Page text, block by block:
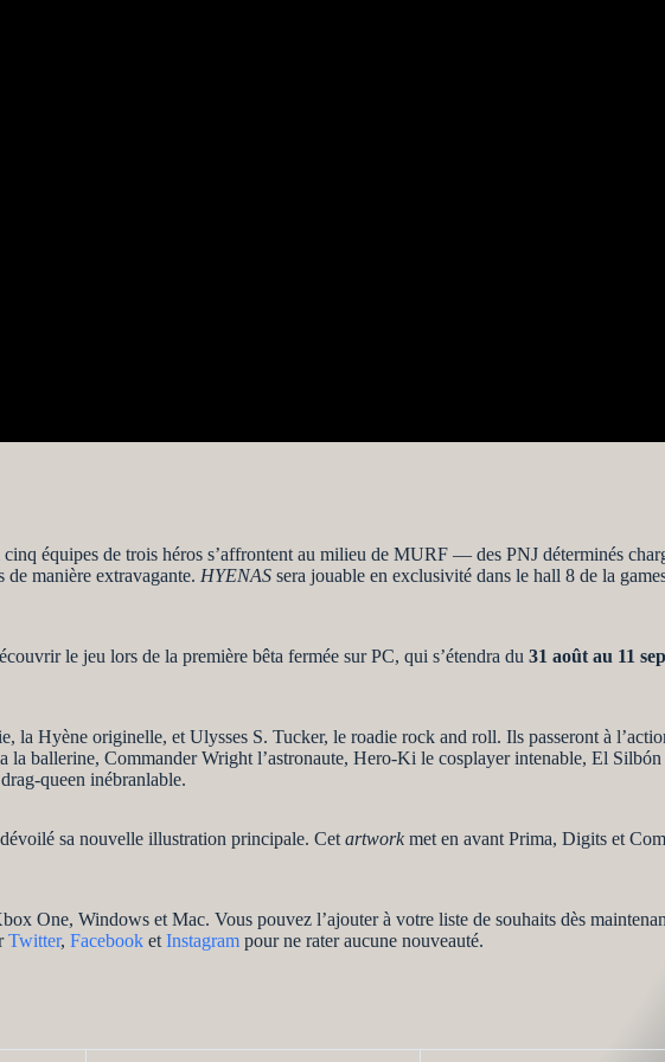
équipes de trois héros s’affrontent au milieu de MURF — des PNJ déterminés
manière extravagante. HYENAS sera jouable en exclusivité dans le hall 8 de la
le jeu lors de la première bêta fermée sur PC, qui s’étendra du 31 août au 11
la Hyène originelle, et Ulysses S. Tucker, le roadie rock and roll. Ils passeront à
la ballerine, Commander Wright l’astronaute, Hero-Ki le cosplayer intenable, El Silbón
queen inébranlable.
sa nouvelle illustration principale. Cet artwork met en avant Prima, Digits et
One, Windows et Mac. Vous pouvez l’ajouter à votre liste de souhaits dès
Twitter, Facebook et Instagram pour ne rater aucune nouveauté.